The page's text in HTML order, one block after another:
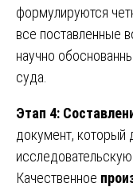
формулируются
все поставленные
научно
суда.
Этап 4:
документ,
Качественное